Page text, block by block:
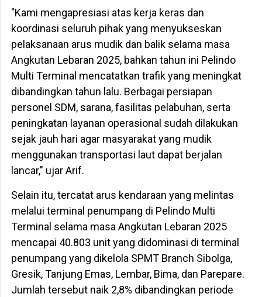
"Kami mengapresiasi atas kerja keras dan
koordinasi seluruh pihak yang menyukseskan
pelaksanaan arus mudik dan balik selama masa
Angkutan Lebaran 2025, bahkan tahun ini Pelindo
Multi Terminal mencatatkan trafik yang meningkat
dibandingkan tahun lalu. Berbagai persiapan
personel SDM, sarana, fasilitas pelabuhan, serta
peningkatan layanan operasional sudah dilakukan
sejak jauh hari agar masyarakat yang mudik
menggunakan transportasi laut dapat berjalan
lancar," ujar Arif.
Selain itu, tercatat arus kendaraan yang melintas
melalui terminal penumpang di Pelindo Multi
Terminal selama masa Angkutan Lebaran 2025
mencapai 40.803 unit yang didominasi di terminal
penumpang yang dikelola SPMT Branch Sibolga,
Gresik, Tanjung Emas, Lembar, Bima, dan Parepare.
Jumlah tersebut naik 2,8% dibandingkan periode